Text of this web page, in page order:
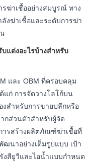
ฆ่าเชื้ออย่างสมบูรณ์ ทาง
งฆ่าเชื้อและระดับการฆ่า
แต่งอะไรบ้างสำหรับ
และ OBM ที่ครอบคลุม
แก่ การจัดวางโลโก้บน
สำหรับการขายปลีกหรือ
กส่วนตัวสำหรับผู้จัด
ารสร้างผลิตภัณฑ์ฆ่าเชื้อที่
นาอย่างเต็มรูปแบบ เป้า
งสียูวีและไอน้ำแบบกำหนด